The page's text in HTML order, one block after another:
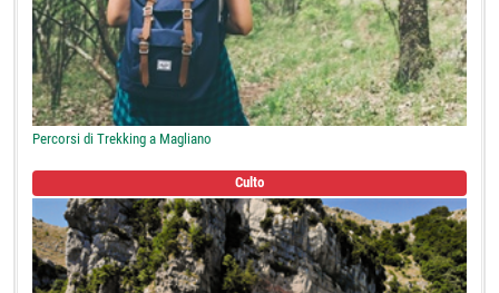
Percorsi di Trekking a Magliano
Culto